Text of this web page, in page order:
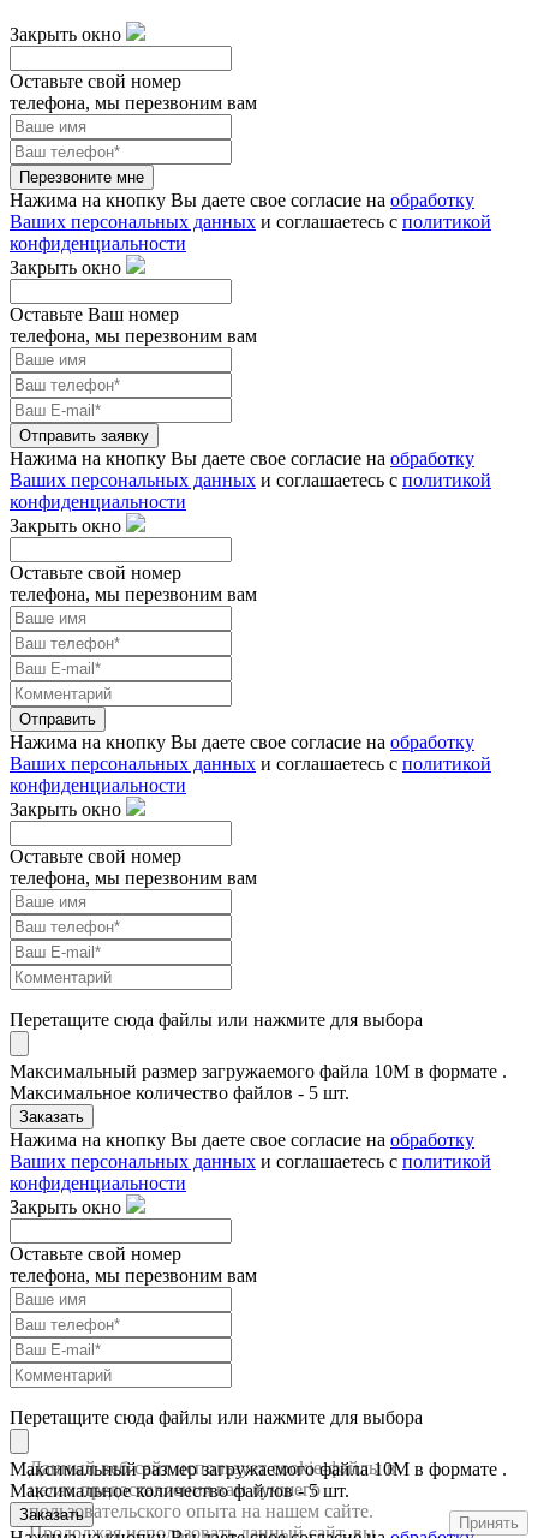
Закрыть окно
Оставьте свой номер
телефона, мы перезвоним вам
Перезвоните мне
Нажима на кнопку Вы даете свое согласие на обработку
Ваших персональных данных и соглашаетесь с политикой
конфиденциальности
Закрыть окно
Оставьте Ваш номер
телефона, мы перезвоним вам
Отправить заявку
Нажима на кнопку Вы даете свое согласие на обработку
Ваших персональных данных и соглашаетесь с политикой
конфиденциальности
Закрыть окно
Оставьте свой номер
телефона, мы перезвоним вам
Отправить
Нажима на кнопку Вы даете свое согласие на обработку
Ваших персональных данных и соглашаетесь с политикой
конфиденциальности
Закрыть окно
Оставьте свой номер
телефона, мы перезвоним вам
Перетащите сюда файлы или нажмите для выбора
Максимальный размер загружаемого файла 10M в формате .
Максимальное количество файлов - 5 шт.
Заказать
Нажима на кнопку Вы даете свое согласие на обработку
Ваших персональных данных и соглашаетесь с политикой
конфиденциальности
Закрыть окно
Оставьте свой номер
телефона, мы перезвоним вам
Перетащите сюда файлы или нажмите для выбора
Максимальный размер загружаемого файла 10M в формате .
Максимальное количество файлов - 5 шт.
Заказать
Данный веб-сайт использует cookie-файлы в
целях предоставления вам лучшего
пользовательского опыта на нашем сайте.
Продолжая использовать данный сайт, вы
Принять